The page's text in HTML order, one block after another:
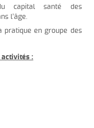
capital santé des
l’âge.
pratique en groupe des
activités :